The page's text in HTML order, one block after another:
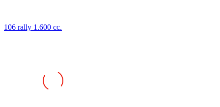
106 rally 1.600 cc.